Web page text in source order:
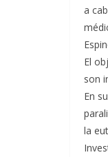
a
El
son
En
la